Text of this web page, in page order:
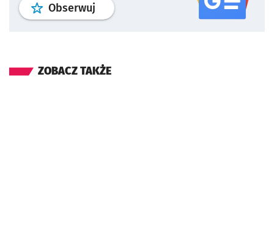
Obserwuj profil serwisu
ZOBACZ TAKŻE